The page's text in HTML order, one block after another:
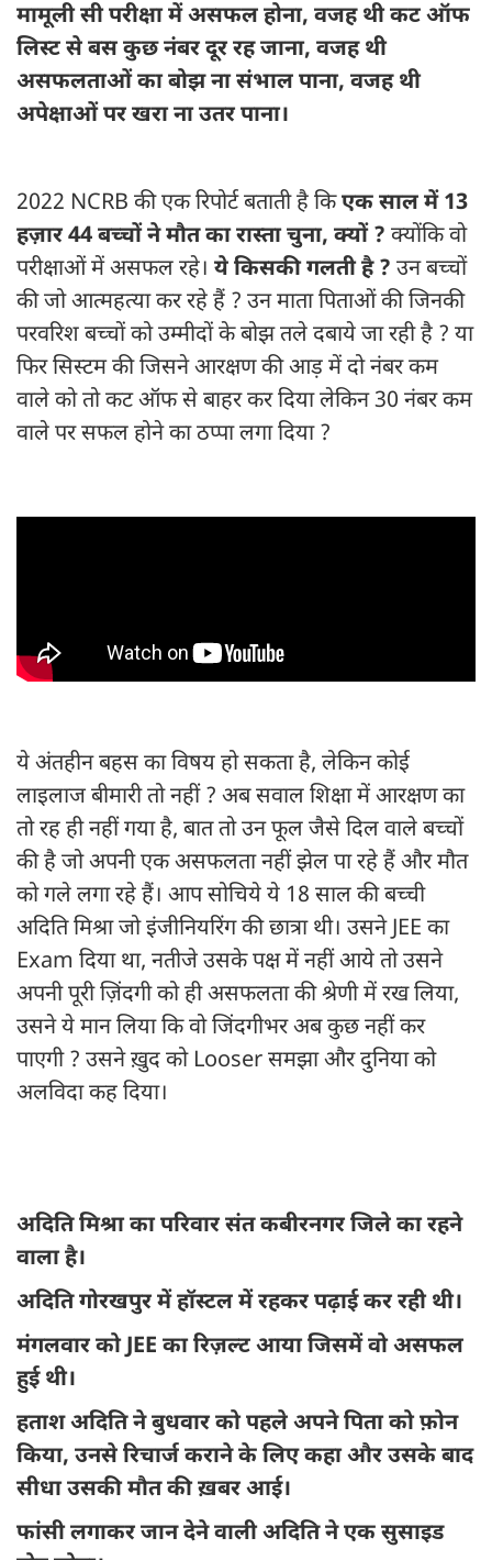
मामूली सी परीक्षा में असफल होना, वजह थी कट ऑफ
लिस्ट से बस कुछ नंबर दूर रह जाना, वजह थी
असफलताओं का बोझ ना संभाल पाना, वजह थी
अपेक्षाओं पर खरा ना उतर पाना।
2022 NCRB की एक रिपोर्ट बताती है किएक साल में 13
हज़ार 44 बच्चों ने मौत का रास्ता चुना, क्यों ? क्योंकि वो
परीक्षाओं में असफल रहे। ये किसकी गलती है ? उन बच्चों
की जो आत्महत्या कर रहे हैं ? उन माता पिताओं की जिनकी
परवरिश बच्चों को उम्मीदों के बोझ तले दबाये जा रही है ? या
फिर सिस्टम की जिसने आरक्षण की आड़ में दो नंबर कम
वाले को तो कट ऑफ से बाहर कर दिया लेकिन 30 नंबर कम
वाले पर सफल होने का ठप्पा लगा दिया ?
ये अंतहीन बहस का विषय हो सकता है, लेकिन कोई
लाइलाज बीमारी तो नहीं ? अब सवाल शिक्षा में आरक्षण का
तो रह ही नहीं गया है, बात तो उन फूल जैसे दिल वाले बच्चों
की है जो अपनी एक असफलता नहीं झेल पा रहे हैं और मौत
को गले लगा रहे हैं। आप सोचिये ये 18 साल की बच्ची
अदिति मिश्रा जो इंजीनियरिंग की छात्रा थी। उसने JEE का
Exam दिया था, नतीजे उसके पक्ष में नहीं आये तो उसने
अपनी पूरी ज़िंदगी को ही असफलता की श्रेणी में रख लिया,
उसने ये मान लिया कि वो जिंदगीभर अब कुछ नहीं कर
पाएगी ? उसने ख़ुद को Looser समझा और दुनिया को
अलविदा कह दिया।
अदिति मिश्रा का परिवार संत कबीरनगर जिले का रहने
वाला है।
अदिति गोरखपुर में हॉस्टल में रहकर पढ़ाई कर रही थी।
मंगलवार को JEE का रिज़ल्ट आया जिसमें वो असफल
हुई थी।
हताश अदिति ने बुधवार को पहले अपने पिता को फ़ोन
किया, उनसे रिचार्ज कराने के लिए कहा और उसके बाद
सीधा उसकी मौत की ख़बर आई।
फांसी लगाकर जान देने वाली अदिति ने एक सुसाइड